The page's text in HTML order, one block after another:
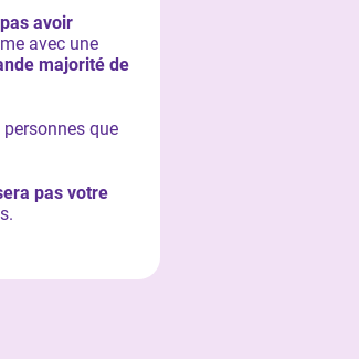
avoir
avec une
majorité de
que
pas votre